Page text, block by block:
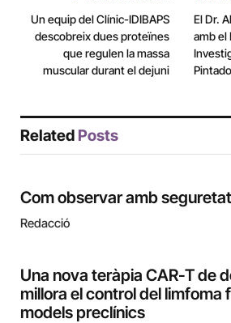
Un equip del Clínic-IDIBAPS
descobreix dues proteïnes
que regulen la massa
muscular durant el dejuni
El Dr.
amb el
Related Posts
Com observar amb
Redacció
Una nova teràpia CAR-T de
millora el control del limfoma
models preclínics